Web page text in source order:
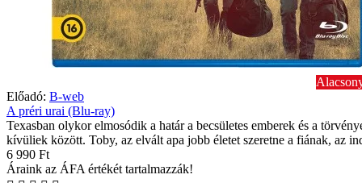
Előadó: B-web
A préri urai (Blu-ray)
Texasban olykor elmosódik a határ a becsületes emberek és a
kívüliek között. Toby, az elvált apa jobb életet szeretne a fiának, az
6 990 Ft
Áraink az ÁFA értékét tartalmazzák!